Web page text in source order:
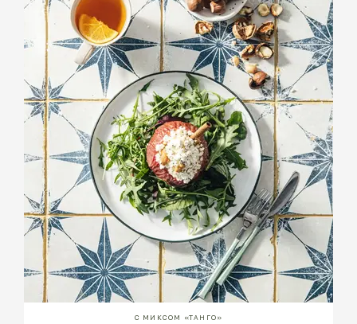
С МИКСОМ «ТАНГО»